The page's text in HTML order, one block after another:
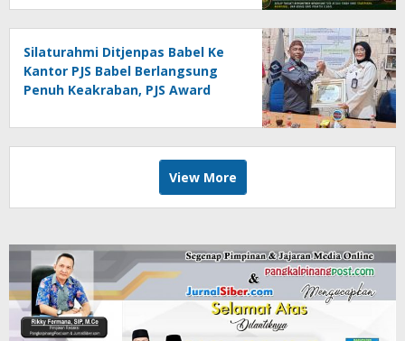
Silaturahmi Ditjenpas Babel Ke
Kantor PJS Babel Berlangsung
Penuh Keakraban, PJS Award
Agustina
View More